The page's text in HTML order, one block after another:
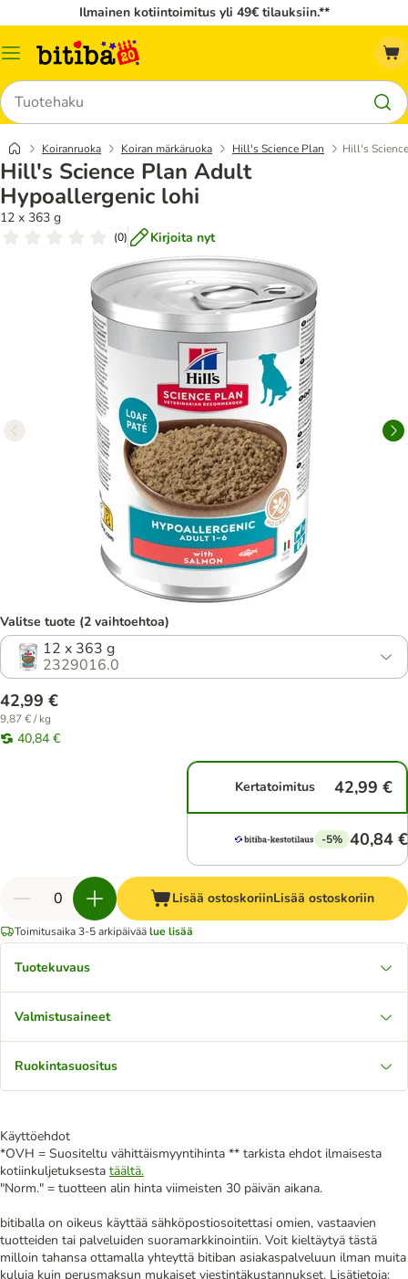
Ilmainen kotiintoimitus yli 49€ tilauksiin.**
Katalogivalikko
Hae
Koiranruoka Koiran märkäruoka Hill's Science Plan Hill's
Hill's Science Plan Adult
Hypoallergenic lohi
12 x 363 g
(0) Kirjoita nyt
Valitse tuote (2 vaihtoehtoa)
12 x 363 g
2329016.0
42,99 €
9,87 € / kg
40,84 €
Kertatoimitus 42,99 €
-5% 40,84 €
Lisää ostoskoriinLisää ostoskoriin
Toimitusaika 3-5 arkipäiväälue lisää
Tuotekuvaus
Valmistusaineet
Ruokintasuositus
Käyttöehdot
*OVH = Suositeltu vähittäismyyntihinta ** tarkista ehdot ilmaisesta
kotiinkuljetuksesta täältä.
"Norm." = tuotteen alin hinta viimeisten 30 päivän aikana.
bitiballa on oikeus käyttää sähköpostiosoitettasi omien, vastaavien
tuotteiden tai palveluiden suoramarkkinointiin. Voit kieltäytyä tästä
milloin tahansa ottamalla yhteyttä bitiban asiakaspalveluun ilman muita
kuluja kuin perusmaksun mukaiset viestintäkustannukset. Lisätietoja: